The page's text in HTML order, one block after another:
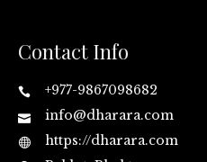
Contact Info
+977-9867098682
info@dharara.com
https://dharara.com